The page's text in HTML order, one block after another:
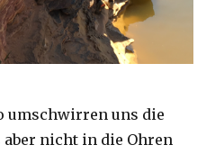
umschwirren uns die
nicht in die Ohren